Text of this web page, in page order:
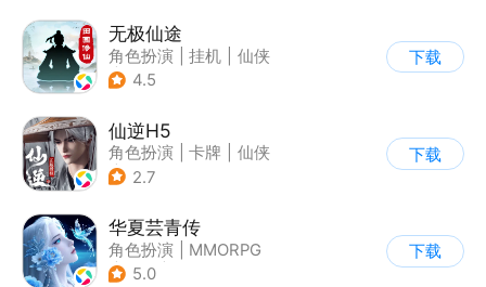
无极仙途
角色扮演 挂机
仙侠
| 文字游戏
4.5
下载
仙逆H5
角色扮演 卡牌
仙侠
| 中国风
2.7
下载
华夏芸青传
角色扮演
MMORPG
| 仙侠
5.0
下载